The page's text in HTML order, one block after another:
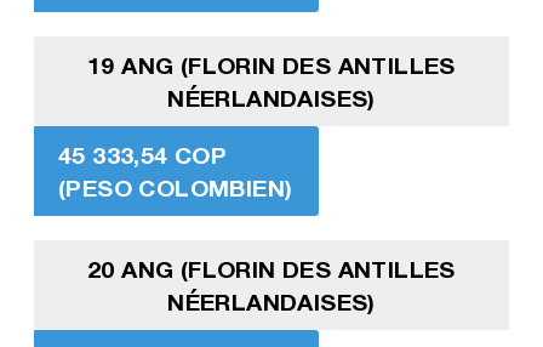
19 ANG (FLORIN DES ANTILLES
NÉERLANDAISES)
45 333,54 COP
(PESO COLOMBIEN)
20 ANG (FLORIN DES ANTILLES
NÉERLANDAISES)